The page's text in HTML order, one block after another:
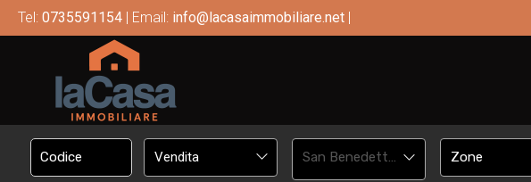
Tel: 0735591154 | Email: info@lacasaimmobiliare.net |
Vendita San Benedetto del Tronto